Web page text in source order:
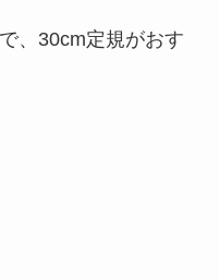
、30cm定規がおす